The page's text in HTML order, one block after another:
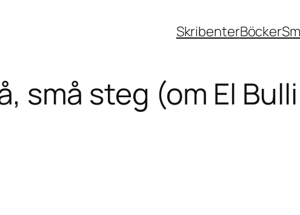
SkribenterBöcker
små steg (om El